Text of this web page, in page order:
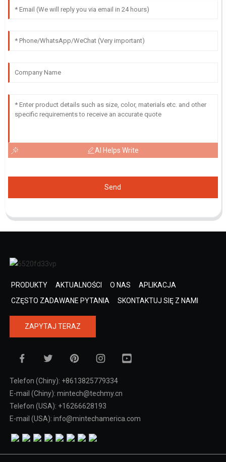
AI Helps Write
Send
PRODUKTY AKTUALNOŚCI O NAS
APLIKACJA
CZĘSTO ZADAWANE PYTANIA
SKONTAKTUJ SIĘ Z NAMI
ZAPYTAJ TERAZ
Telefon (Chiny): +8613825779334
E-mail (Chiny): mintech@techmy.cn
Telefon (USA): +16266628193
E-mail (USA): info@mintechamerica.com